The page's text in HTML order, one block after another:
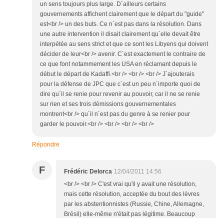
un sens toujours plus large. D´ailleurs certains
gouvernements affichent clairement que le départ du "guide"
est<br /> un des buts. Ce n´est pas dans la résolution. Dans
une autre intervention il disait clairement qu´elle devait être
interpétée au sens strict et que ce sont les Libyens qui doivent
décider de leur<br /> avenir. C´est exactement le contraire de
ce que font notammement les USA en réclamant depuis le
début le départ de Kadaffi.<br /> <br /> <br /> J´ajouterais
pour la défense de JPC que c´est un peu n´importe quoi de
dire qu´il se renie pour revenir au pouvoir, car il ne se renie
sur rien et ses trois démissions gouvernementales
montrent<br /> qu´il n´est pas du genre à se renier pour
garder le pouvoir.<br /> <br /> <br /> <br />
Répondre
F Frédéric Delorca 12/04/2011 14:56
<br /> <br /> C'est vrai qu'il y avait une résolution,
mais cette résolution, acceptée du bout des lèvres
par les abstentionnistes (Russie, Chine, Allemagne,
Brésil) elle-même n'était pas légitime. Beaucoup